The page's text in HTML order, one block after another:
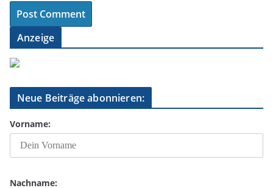
Anzeige
Neue Beiträge abonnieren:
Vorname:
Nachname: